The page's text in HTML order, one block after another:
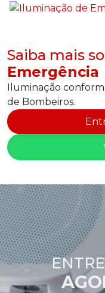
Saiba mais
Emergência
Iluminação
de Bombeiros.